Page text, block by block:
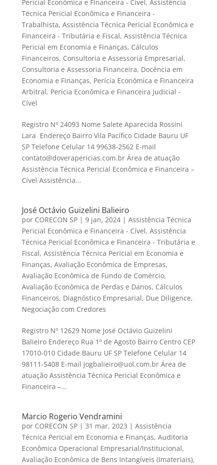
Pericial Econômica e Financeira - Cível , Assistência
Técnica Pericial Econômica e Financeira -
Trabalhista, Assistência Técnica Pericial Econômica e
Financeira - Tributária e Fiscal, Assistência Técnica
Pericial em Economia e Finanças, Cálculos
Financeiros, Consultoria e Assessoria Empresarial,
Consultoria e Assessoria Financeira, Docência em
Economia e Finanças, Perícia Econômica e Financeira
Arbitral, Perícia Econômica e Financeira Judicial -
Cível
Registro Nº 24093 Nome Salete Aparecida Rossini
Lara Endereço Bairro Vila Pacífico Cidade Bauru UF
SP Telefone Celular 14 99638-2562 E-mail
contato@doverapericias.com.br Área de atuação
Assistência Técnica Pericial Econômica e Financeira –
Cível Assistência...
José Octávio Guizelini Balieiro
por CORECON SP| 9 jan, 2024| Assistência Técnica
Pericial Econômica e Financeira - Cível, Assistência
Técnica Pericial Econômica e Financeira - Tributária e
Fiscal, Assistência Técnica Pericial em Economia e
Finanças, Avaliação Econômica de Empresas,
Avaliação Econômica de Fundo de Comércio,
Avaliação Econômica de Perdas e Danos, Cálculos
Financeiros, Diagnóstico Empresarial, Due Diligence,
Negociação com Credores
Registro Nº 12629 Nome José Octávio Guizelini
Balieiro Endereço Rua 1º de Agosto Bairro Centro CEP
17010-010 Cidade Bauru UF SP Telefone Celular 14
98111-5408 E-mail jogbalieiro@uol.com.br Área de
atuação Assistência Técnica Pericial Econômica e
Financeira –...
Marcio Rogerio Vendramini
por CORECON SP| 31 mar, 2023 | Assistência
Técnica Pericial em Economia e Finanças, Auditoria
Econômica Operacional Empresarial/Institucional,
Avaliação Econômica de Bens Intangíveis (Imateriais),